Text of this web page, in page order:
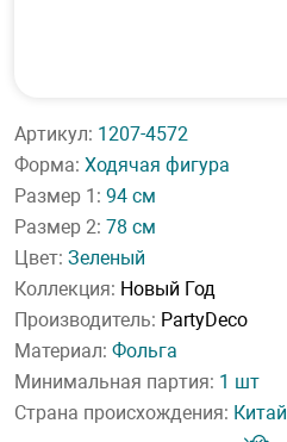
Артикул: 1207-4572
Форма: Ходячая фигура
Размер 1: 94 см
Размер 2: 78 см
Цвет: Зеленый
Коллекция: Новый Год
Производитель: PartyDeco
Материал: Фольга
Минимальная партия: 1 шт
Страна происхождения: Китай